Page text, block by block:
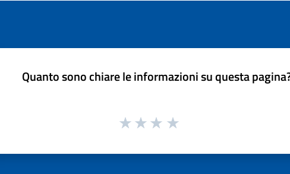
Quanto sono chiare le informazioni su questa